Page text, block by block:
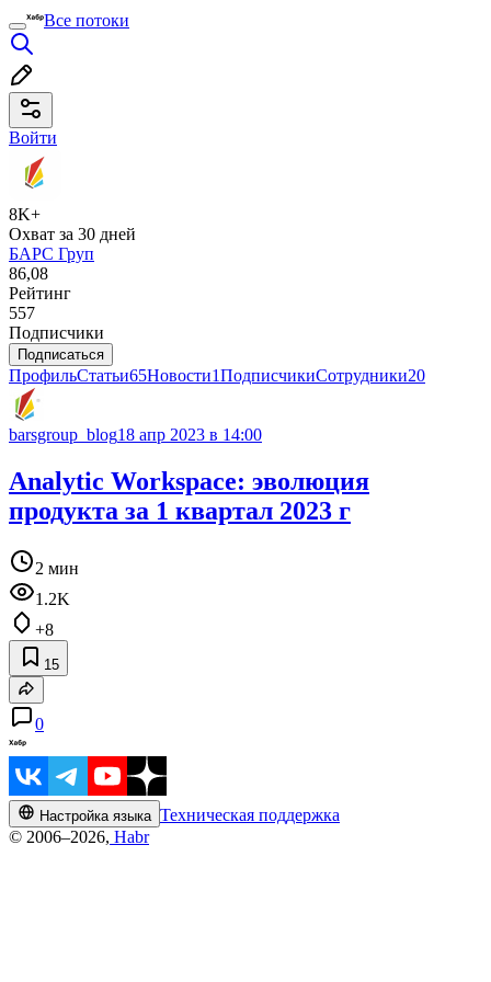
Все потоки
Войти
8K+
Охват за 30 дней
БАРС Груп
86,08
Рейтинг
557
Подписчики
Подписаться
ПрофильСтатьи65Новости1ПодписчикиСотрудники20
barsgroup_blog18 апр 2023 в 14:00
Analytic Workspace: эволюция
продукта за 1 квартал 2023 г
2 мин
1.2K
+8
15
0
Настройка языка Техническая поддержка
© 2006–2026, Habr